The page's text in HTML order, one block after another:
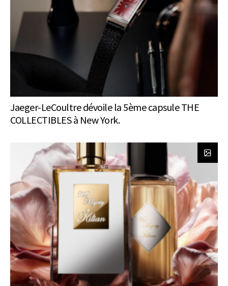
Jaeger-LeCoultre dévoile la 5ème capsule THE
COLLECTIBLES à New York.